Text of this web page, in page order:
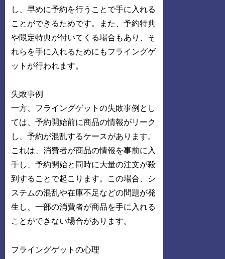
し、早めに予約を行うことで手に入れる
ことができるためです。また、予約特典
や限定特典が付いてくる場合もあり、そ
れらを手に入れるためにもフライングゲ
ットが行われます。
失敗事例
一方、フライングゲットの失敗事例とし
ては、予約開始前に商品の情報がリーク
し、予約が混乱するケースがあります。
これは、消費者が商品の情報を事前に入
手し、予約開始と同時に大量の注文が殺
到することで起こります。この場合、シ
ステムの混乱や在庫不足などの問題が発
生し、一部の消費者が商品を手に入れる
ことができない場合があります。
フライングゲットの心理